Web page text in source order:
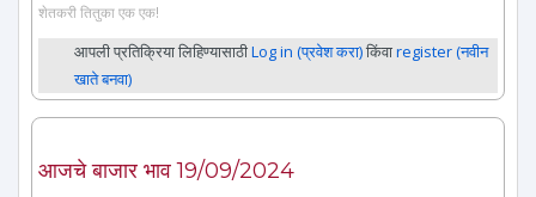
शेतकरी तितुका एक एक!
आपली प्रतिक्रिया लिहिण्यासाठीLog in (प्रवेश करा)किंवाregister (नवीन
खाते बनवा)
आजचे बाजार भाव 19/09/2024